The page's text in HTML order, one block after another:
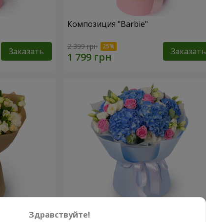
Заказать
Композиция "Barbie"
2 399 грн Заказать
Букет "Небесная акварель"
Здравствуйте!